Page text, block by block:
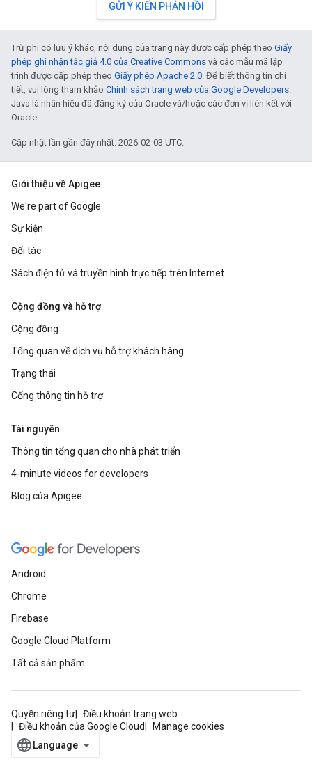
GỬI Ý KIẾN PHẢN HỒI
Trừ phi có lưu ý khác, nội dung của trang này được cấp phép theo Giấy
phép ghi nhận tác giả 4.0 của Creative Commons và các mẫu mã lập
trình được cấp phép theo Giấy phép Apache 2.0. Để biết thông tin chi
tiết, vui lòng tham khảo Chính sách trang web của Google Developers.
Java là nhãn hiệu đã đăng ký của Oracle và/hoặc các đơn vị liên kết với
Oracle.
Cập nhật lần gần đây nhất: 2026-02-03 UTC.
Giới thiệu về Apigee
We're part of Google
Sự kiện
Đối tác
Sách điện tử và truyền hình trực tiếp trên Internet
Cộng đồng và hỗ trợ
Cộng đồng
Tổng quan về dịch vụ hỗ trợ khách hàng
Trạng thái
Cổng thông tin hỗ trợ
Tài nguyên
Thông tin tổng quan cho nhà phát triển
4-minute videos for developers
Blog của Apigee
Android
Chrome
Firebase
Google Cloud Platform
Tất cả sản phẩm
Quyền riêng tư
Điều khoản trang web
Điều khoản của Google Cloud
Manage cookies